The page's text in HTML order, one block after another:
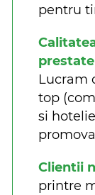
pentru
Lucram
top
si
Clientii
printre